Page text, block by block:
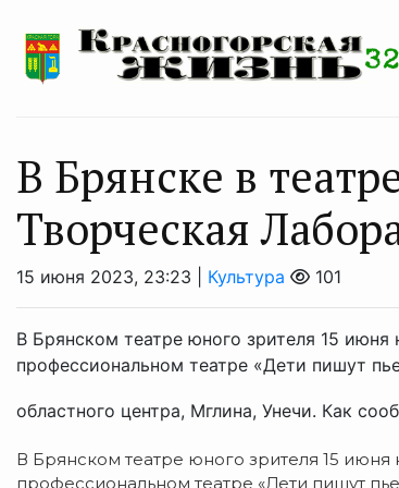
В Брянске в
Творческая
15 июня 2023, 23:23 | Культура 101
В Брянском театре юного зрителя 15 июня
профессиональном театре «Дети пишут
областного центра, Мглина, Унечи. Как
В Брянском театре юного зрителя 15 июня
профессиональном театре «Дети пишут